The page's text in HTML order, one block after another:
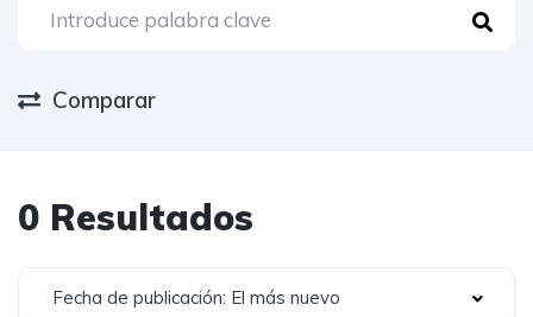
Comparar
0 Resultados
Fecha de publicación: El más nuevo